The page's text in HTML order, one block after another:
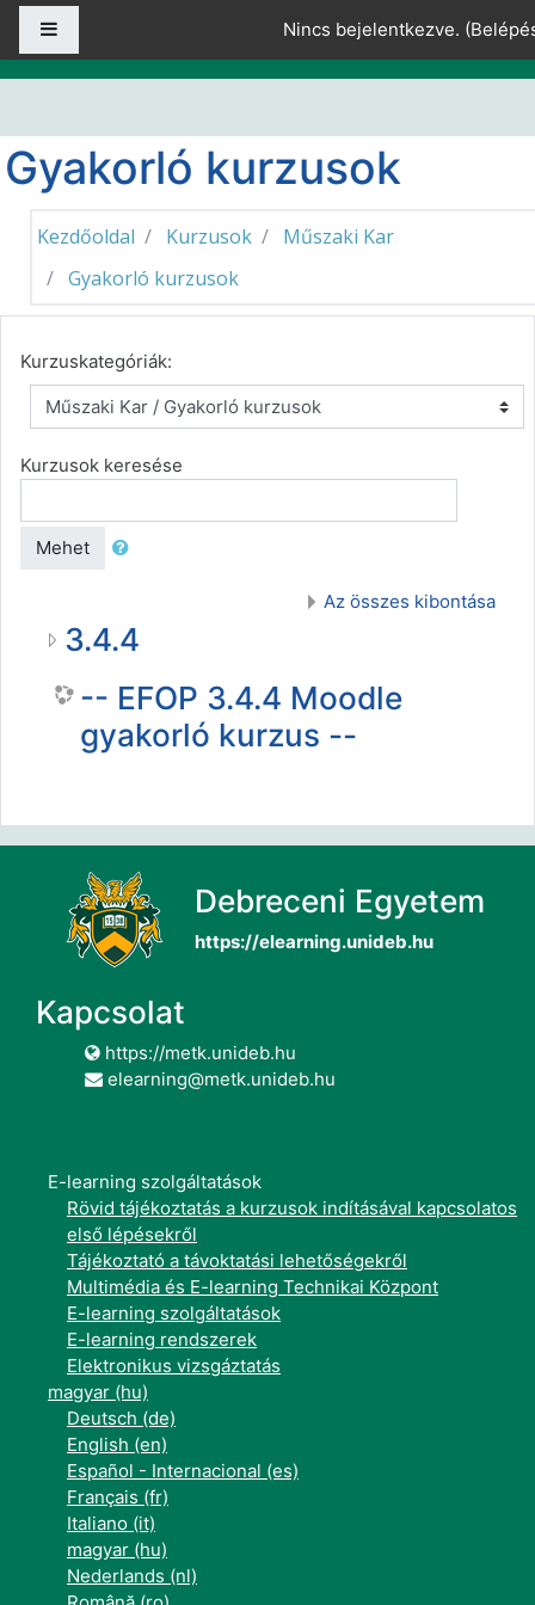
Tovább a fő tartalomhoz
Nincs bejelentkezve. (
Gyakorló kurzusok
Kezdőoldal Kurzusok
Műszaki Kar
Gyakorló kurzusok
Kurzuskategóriák:
Kurzusok keresése
Mehet
Az összes kibontása
3.4.4
-- EFOP 3.4.4 Moodle
gyakorló kurzus --
Debreceni Egyetem
https://elearning.unideb.hu
Kapcsolat
https://metk.unideb.hu
elearning@metk.unideb.hu
E-learning szolgáltatások
Rövid tájékoztatás a kurzusok indításával kapcsolatos
első lépésekről
Tájékoztató a távoktatási lehetőségekről
Multimédia és E-learning Technikai Központ
E-learning szolgáltatások
E-learning rendszerek
Elektronikus vizsgáztatás
magyar ‎(hu)‎
Deutsch ‎(de)‎
English ‎(en)‎
Español - Internacional ‎(es)‎
Français ‎(fr)‎
Italiano ‎(it)‎
magyar ‎(hu)‎
Nederlands ‎(nl)‎